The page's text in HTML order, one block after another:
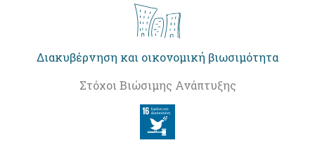
Διακυβέρνηση και οικονομική βιωσιμότητα
Στόχοι Βιώσιμης Ανάπτυξης